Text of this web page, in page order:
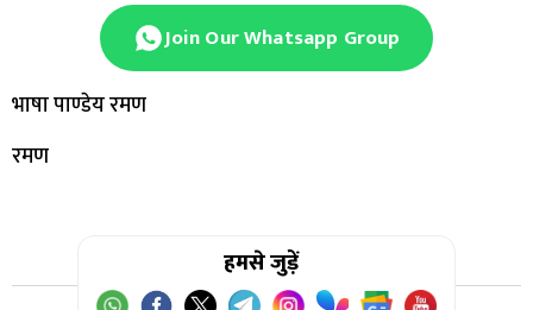
Join Our Whatsapp Group
भाषा पाण्डेय रमण
रमण
हमसे जुड़ें